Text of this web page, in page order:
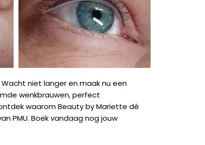
niet langer en maak nu een
wenkbrauwen, perfect
waarom Beauty by Mariette dé
PMU. Boek vandaag nog jouw